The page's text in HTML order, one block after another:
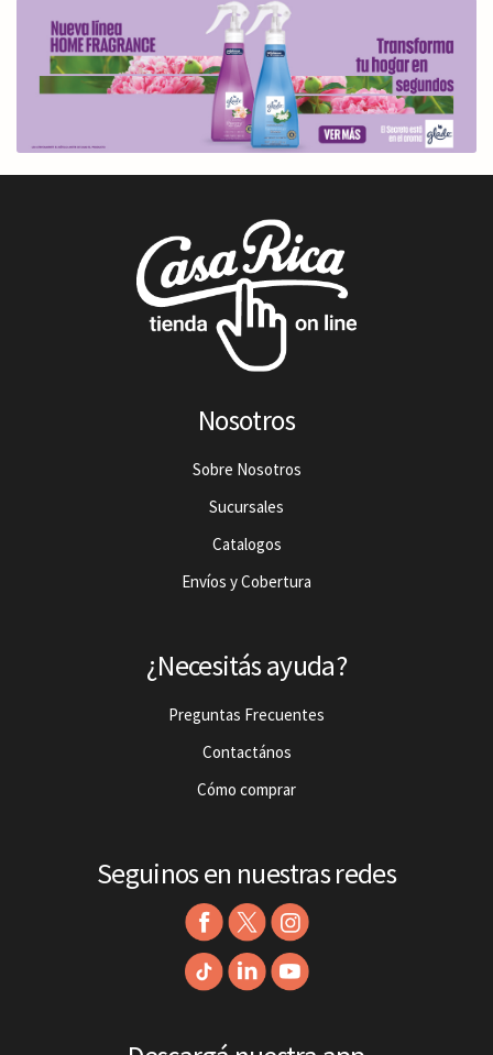
Nosotros
Sobre Nosotros
Sucursales
Catalogos
Envíos y Cobertura
¿Necesitás ayuda?
Preguntas Frecuentes
Contactános
Cómo comprar
Seguinos en nuestras redes